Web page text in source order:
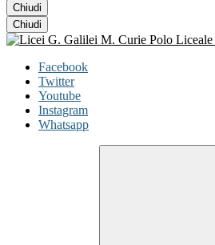
Chiudi
Chiudi
Facebook
Twitter
Youtube
Instagram
Whatsapp